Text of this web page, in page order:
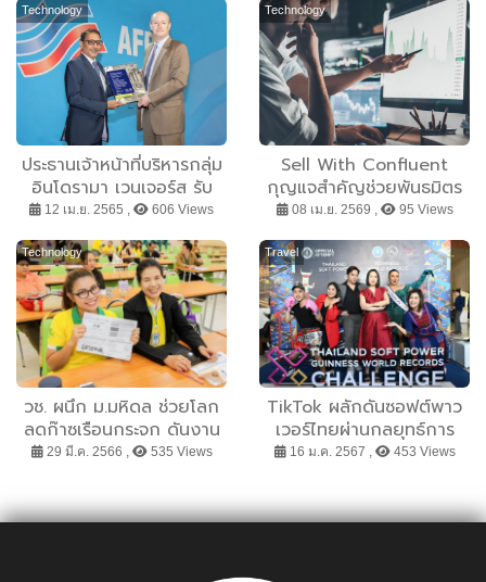
Technology
ประธานเจ้าหน้าที่บริหารกลุ่ม
อินโดรามา เวนเจอร์ส รับ
รางวัล Petrochemical
Heritage Award 2022
12 เม.ย. 2565 , 606 Views
Technology
Sell With Confluent
กุญแจสำคัญช่วยพันธมิตร
ชิงส่วนแบ่งตลาด Data
Streaming Platform
มูลค่ากว่า 1 แสนล้าน
ดอลลาร์สหรัฐ
08 เม.ย. 2569 , 95 Views
Technology
วช. ผนึก ม.มหิดล ช่วยโลก
ลดก๊าซเรือนกระจก ดันงาน
วิจัยวิธีประยุกต์ใช้สำนักงานที่
29 มี.ค. 2566 , 535 Views
Travel
TikTok ผลักดันซอฟต์พาว
เวอร์ไทยผ่านกลยุทธ์การ
สร้างคอนเทนต์ ภายใต้ความ
16 ม.ค. 2567 , 453 Views